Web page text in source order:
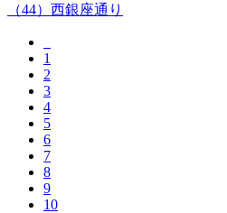
（44）西銀座通り
1
2
3
4
5
6
7
8
9
10